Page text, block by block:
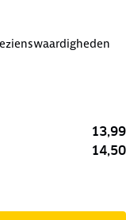
13,99
14,50